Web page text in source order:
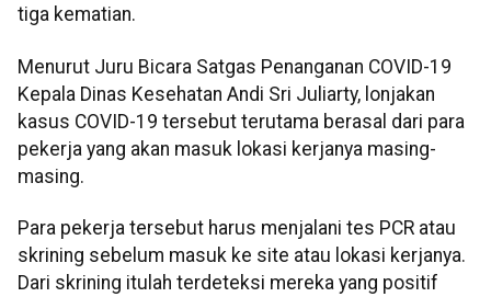
tiga kematian.
Menurut Juru Bicara Satgas Penanganan COVID-19
Kepala Dinas Kesehatan Andi Sri Juliarty, lonjakan
kasus COVID-19 tersebut terutama berasal dari para
pekerja yang akan masuk lokasi kerjanya masing-
masing.
Para pekerja tersebut harus menjalani tes PCR atau
skrining sebelum masuk ke site atau lokasi kerjanya.
Dari skrining itulah terdeteksi mereka yang positif